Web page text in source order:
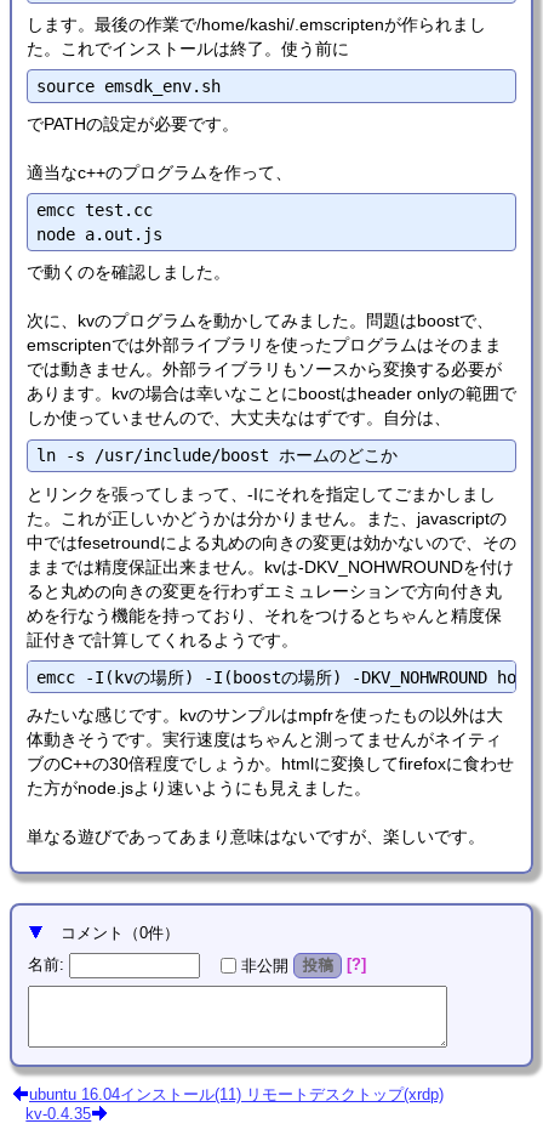
します。最後の作業で/home/kashi/.emscriptenが作られまし
た。これでインストールは終了。使う前に
でPATHの設定が必要です。
適当なc++のプログラムを作って、
emcc test.cc
で動くのを確認しました。
次に、kvのプログラムを動かしてみました。問題はboostで、
emscriptenでは外部ライブラリを使ったプログラムはそのまま
では動きません。外部ライブラリもソースから変換する必要が
あります。kvの場合は幸いなことにboostはheader onlyの範囲で
しか使っていませんので、大丈夫なはずです。自分は、
とリンクを張ってしまって、-Iにそれを指定してごまかしまし
た。これが正しいかどうかは分かりません。また、javascriptの
中ではfesetroundによる丸めの向きの変更は効かないので、その
ままでは精度保証出来ません。kvは-DKV_NOHWROUNDを付け
ると丸めの向きの変更を行わずエミュレーションで方向付き丸
めを行なう機能を持っており、それをつけるとちゃんと精度保
証付きで計算してくれるようです。
みたいな感じです。kvのサンプルはmpfrを使ったもの以外は大
体動きそうです。実行速度はちゃんと測ってませんがネイティ
ブのC++の30倍程度でしょうか。htmlに変換してfirefoxに食わせ
た方がnode.jsより速いようにも見えました。
単なる遊びであってあまり意味はないですが、楽しいです。
コメント （0件）
名前: 非公開 投稿 ?
ubuntu 16.04インストール(11) リモートデスクトップ(xrdp)
kv-0.4.35